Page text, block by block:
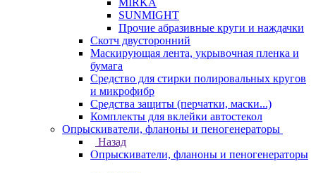
MIRKA
SUNMIGHT
Прочие абразивные круги и наждачки
Скотч двусторонний
Маскирующая лента, укрывочная пленка и
бумага
Средство для стирки полировальных кругов
и микрофибр
Средства защиты (перчатки, маски...)
Комплекты для вклейки автостекол
Опрыскиватели, фланоны и пеногенераторы
Назад
Опрыскиватели, фланоны и пеногенераторы